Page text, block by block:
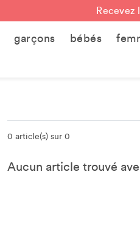
Recevez
garçons bébés
0 article(s) sur 0
Aucun article trouvé